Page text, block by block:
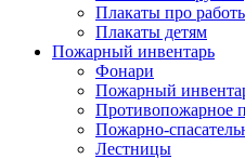
Плакаты про
Плакаты детям
Пожарный инвентарь
Фонари
Пожарный
Противопожарное
Пожарно-
Лестницы